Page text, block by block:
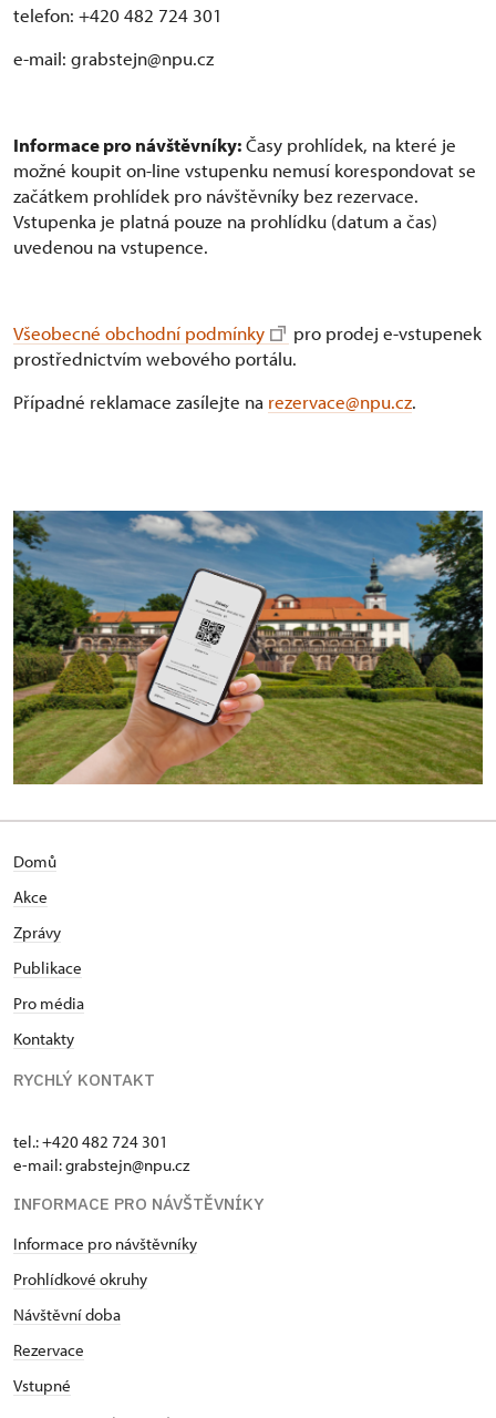
telefon: +420 482 724 301
e-mail: grabstejn@npu.cz
Informace pro návštěvníky:Časy prohlídek, na které je
možné koupit on-line vstupenku nemusí korespondovat se
začátkem prohlídek pro návštěvníky bez rezervace.
Vstupenka je platná pouze na prohlídku (datum a čas)
uvedenou na vstupence.
Všeobecné obchodní podmínky
pro prodej e-vstupenek
prostřednictvím webového portálu.
Případné reklamace zasílejte na rezervace@npu.cz.
Domů
Akce
Zprávy
Publikace
Pro média
Kontakty
RYCHLÝ KONTAKT
tel.: +420 482 724 301
e-mail: grabstejn@npu.cz
INFORMACE PRO NÁVŠTĚVNÍKY
Informace pro návštěvníky
Prohlídkové okruhy
Návštěvní doba
Rezervace
Vstupné